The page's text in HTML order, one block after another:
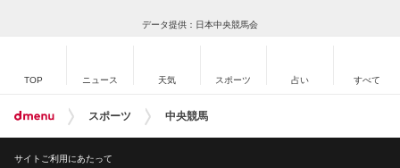
データ提供：日本中央競馬会
TOP ニュース 天気 スポーツ 占い すべて
スポーツ 中央競馬
サイトご利用にあたって